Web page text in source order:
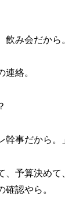
飲み会だから
連絡。
幹事だから。
、予算決め
確認やら。